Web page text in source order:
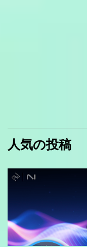
人気の投稿